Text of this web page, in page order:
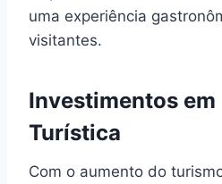
uma experiência
visitantes.
Investimentos
Turística
Com o aumento do